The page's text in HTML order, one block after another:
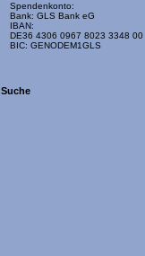
Spendenkonto:
Bank: GLS Bank eG
IBAN:
DE36 4306 0967 8023 3348 00
BIC: GENODEM1GLS
Suche